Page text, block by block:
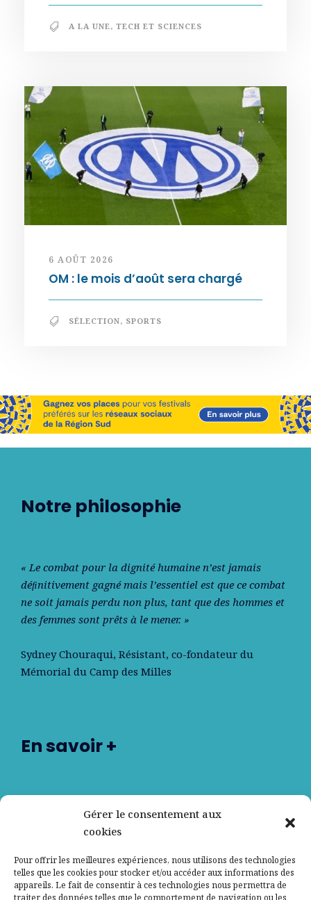
Gérer le consentement aux
cookies
Pour offrir les meilleures expériences, nous utilisons des technologies
telles que les cookies pour stocker et/ou accéder aux informations des
appareils. Le fait de consentir à ces technologies nous permettra de
traiter des données telles que le comportement de navigation ou les
A LA UNE, TECH ET SCIENCES
6 AOÛT 2026
OM : le mois d’août sera chargé
SÉLECTION, SPORTS
Notre philosophie
« Le combat pour la dignité humaine n’est jamais
déﬁnitivement gagné mais l’essentiel est que ce combat
ne soit jamais perdu non plus, tant que des hommes et
des femmes sont prêts à le mener. »
Sydney Chouraqui, Résistant, co-fondateur du
Mémorial du Camp des Milles
En savoir +
Contactez-nous